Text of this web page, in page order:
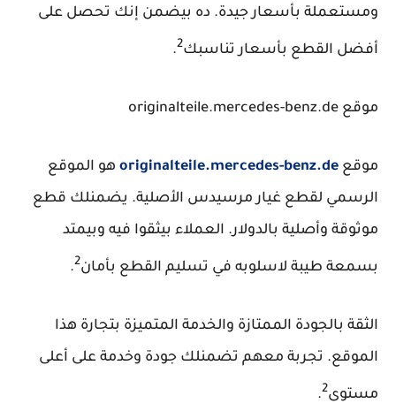
ومستعملة بأسعار جيدة. ده بيضمن إنك تحصل على
أفضل القطع بأسعار تناسبك2
.
موقع originalteile.mercedes-benz.de
موقع originalteile.mercedes-benz.de هو الموقع
الرسمي لقطع غيار مرسيدس الأصلية. يضمنلك قطع
موثوقة وأصلية بالدولار. العملاء بيثقوا فيه وبيمتد
بسمعة طيبة لاسلوبه في تسليم القطع بأمان2
.
الثقة بالجودة الممتازة والخدمة المتميزة بتجارة هذا
الموقع. تجربة معهم تضمنلك جودة وخدمة على أعلى
مستوى2
.